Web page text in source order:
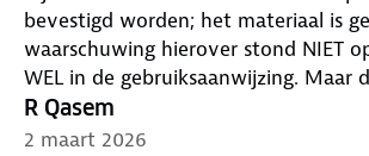
bevestigd worden; het materiaal is
waarschuwing hierover stond NIET
WEL in de gebruiksaanwijzing. Maar
aankoop. We zouden deze houder
hebben als we deze informatie op de
R Qasem
2 maart 2026